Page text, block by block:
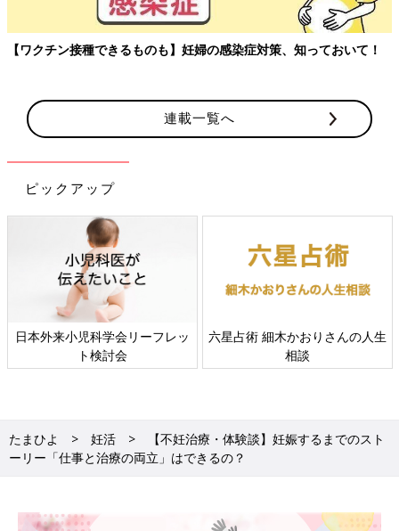
【ワクチン接種できるものも】妊婦の感染症対策、知っておいて！
連載一覧へ
ピックアップ
日本外来小児科学会リーフレッ
ト検討会
六星占術 細木かおりさんの人生
相談
たまひよ 妊活
【不妊治療・体験談】妊娠するまでのスト
ーリー「仕事と治療の両立」はできるの？